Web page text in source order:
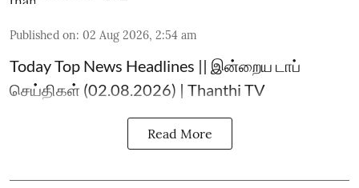
Published on: 02 Aug 2026, 2:54 am
Today Top News Headlines || இன்றைய டாப்
செய்திகள் (02.08.2026) | Thanthi TV
Read More